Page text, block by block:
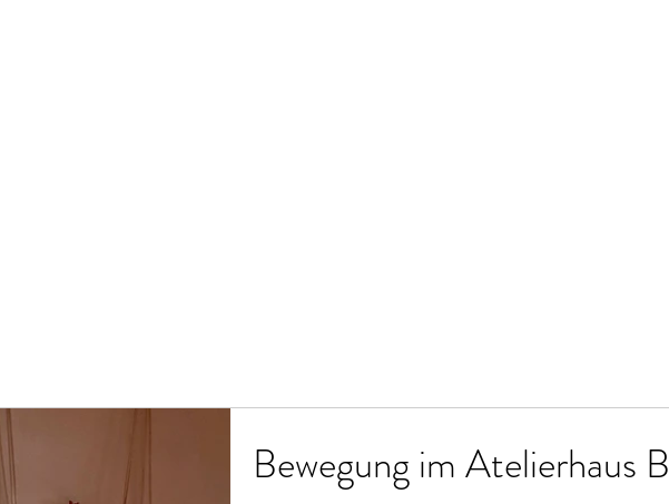
Bewegung im Atelierhaus